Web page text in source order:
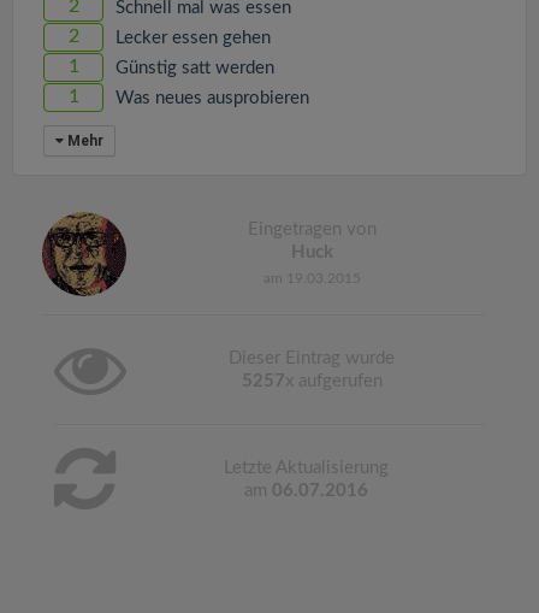
2 Schnell mal was essen
2 Lecker essen gehen
1 Günstig satt werden
1 Was neues ausprobieren
Mehr
Eingetragen von
Huck
am 19.03.2015
Dieser Eintrag wurde
5257x aufgerufen
Letzte Aktualisierung
am 06.07.2016